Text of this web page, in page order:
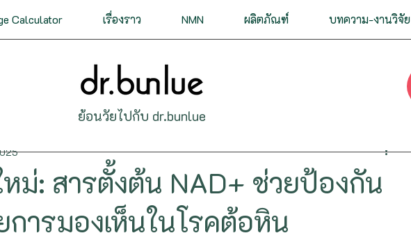
Calculator เรื่องราว NMN ผลิตภัณฑ์ บทความ-งานวิจัย
ย้อนวัยไปกับ dr.bunlue
ทางเดินหายใจ ทางเดินอาหาร
ท่อ ภูมิต้านทาน ติดเชื้อ ทางเดินปัสสาวะ สืบพันธุ์
พ สารและสมุนไพรชะลอวัย ตา หู คอ จมูก
หม่: สารตั้งต้น NAD+ ช่วยป้องกัน
ารมองเห็นในโรคต้อหิน